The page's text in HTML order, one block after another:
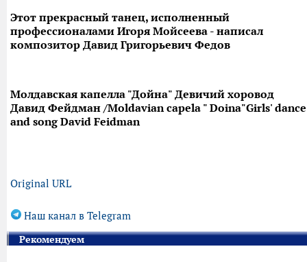
Этот прекрасный танец, исполненный
профессионалами Игоря Мойсеева - написал
композитор Давид Григорьевич Федов
Молдавская капелла "Дойна" Девичий хоровод
Давид Фейдман /Moldavian capela " Doina"Girls' dance
and song David Feidman
Original URL
Наш канал в Telegram
Рекомендуем